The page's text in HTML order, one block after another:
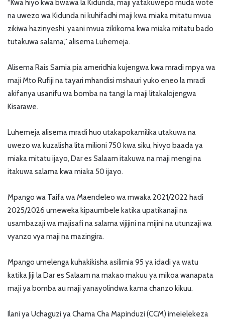
“Kwa hiyo kwa bwawa la Kidunda, maji yatakuwepo muda wote
na uwezo wa Kidunda ni kuhifadhi maji kwa miaka mitatu mvua
zikiwa hazinyeshi, yaani mvua zikikoma kwa miaka mitatu bado
tutakuwa salama,” alisema Luhemeja.
Alisema Rais Samia pia ameridhia kujengwa kwa mradi mpya wa
maji Mto Rufiji na tayari mhandisi mshauri yuko eneo la mradi
akifanya usanifu wa bomba na tangi la maji litakalojengwa
Kisarawe.
Luhemeja alisema mradi huo utakapokamilika utakuwa na
uwezo wa kuzalisha lita milioni 750 kwa siku, hivyo baada ya
miaka mitatu ijayo, Dar es Salaam itakuwa na maji mengi na
itakuwa salama kwa miaka 50 ijayo.
Mpango wa Taifa wa Maendeleo wa mwaka 2021/2022 hadi
2025/2026 umeweka kipaumbele katika upatikanaji na
usambazaji wa majisafi na salama vijijini na mijini na utunzaji wa
vyanzo vya maji na mazingira.
Mpango umelenga kuhakikisha asilimia 95 ya idadi ya watu
katika Jiji la Dar es Salaam na makao makuu ya mikoa wanapata
maji ya bomba au maji yanayolindwa kama chanzo kikuu.
Ilani ya Uchaguzi ya Chama Cha Mapinduzi (CCM) imeielekeza